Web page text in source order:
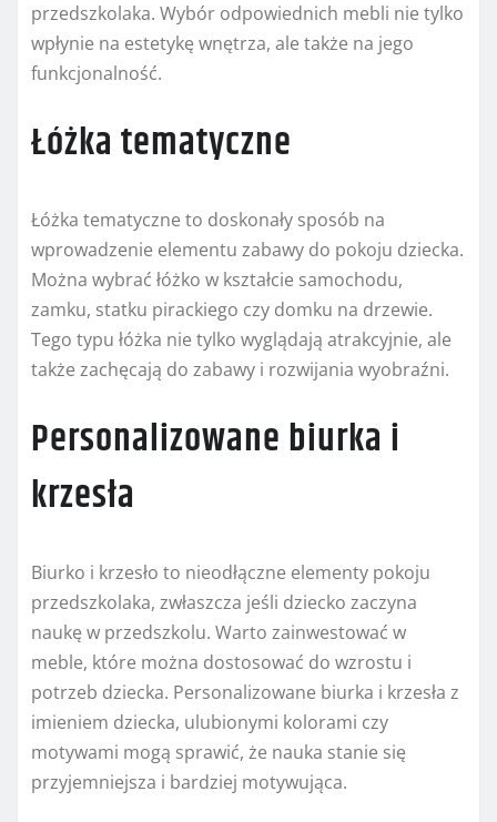
przedszkolaka. Wybór odpowiednich mebli nie tylko
wpłynie na estetykę wnętrza, ale także na jego
funkcjonalność.
Łóżka tematyczne
Łóżka tematyczne to doskonały sposób na
wprowadzenie elementu zabawy do pokoju dziecka.
Można wybrać łóżko w kształcie samochodu,
zamku, statku pirackiego czy domku na drzewie.
Tego typu łóżka nie tylko wyglądają atrakcyjnie, ale
także zachęcają do zabawy i rozwijania wyobraźni.
Personalizowane biurka i
krzesła
Biurko i krzesło to nieodłączne elementy pokoju
przedszkolaka, zwłaszcza jeśli dziecko zaczyna
naukę w przedszkolu. Warto zainwestować w
meble, które można dostosować do wzrostu i
potrzeb dziecka. Personalizowane biurka i krzesła z
imieniem dziecka, ulubionymi kolorami czy
motywami mogą sprawić, że nauka stanie się
przyjemniejsza i bardziej motywująca.